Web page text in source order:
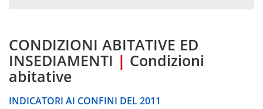
CONDIZIONI ABITATIVE ED
INSEDIAMENTI | Condizioni
abitative
INDICATORI AI CONFINI DEL 2011